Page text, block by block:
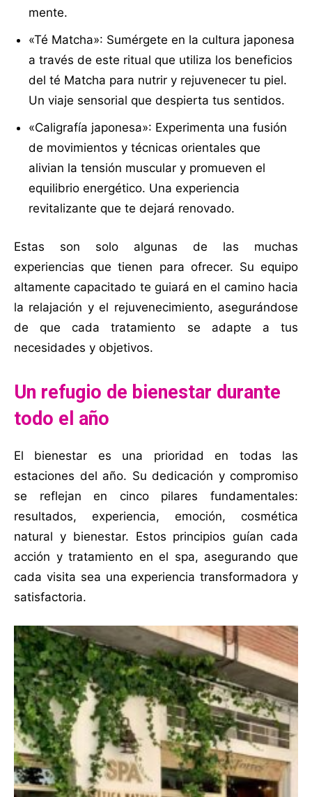
mente.
«Té Matcha»: Sumérgete en la cultura japonesa
a través de este ritual que utiliza los beneficios
del té Matcha para nutrir y rejuvenecer tu piel.
Un viaje sensorial que despierta tus sentidos.
«Caligrafía japonesa»: Experimenta una fusión
de movimientos y técnicas orientales que
alivian la tensión muscular y promueven el
equilibrio energético. Una experiencia
revitalizante que te dejará renovado.
Estas son solo algunas de las muchas
experiencias que tienen para ofrecer. Su equipo
altamente capacitado te guiará en el camino hacia
la relajación y el rejuvenecimiento, asegurándose
de que cada tratamiento se adapte a tus
necesidades y objetivos.
Un refugio de bienestar durante
todo el año
El bienestar es una prioridad en todas las
estaciones del año. Su dedicación y compromiso
se reflejan en cinco pilares fundamentales:
resultados, experiencia, emoción, cosmética
natural y bienestar. Estos principios guían cada
acción y tratamiento en el spa, asegurando que
cada visita sea una experiencia transformadora y
satisfactoria.